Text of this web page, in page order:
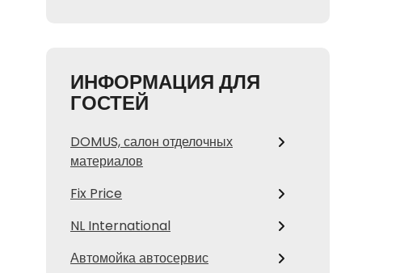
ИНФОРМАЦИЯ ДЛЯ
ГОСТЕЙ
DOMUS, салон отделочных
материалов
Fix Price
NL International
Автомойка автосервис